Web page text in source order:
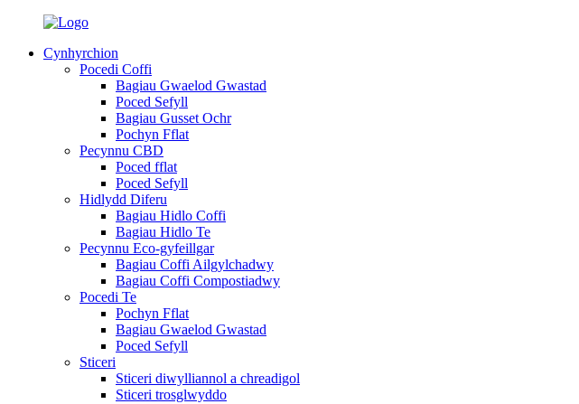
Cynhyrchion
Pocedi Coffi
Bagiau Gwaelod Gwastad
Poced Sefyll
Bagiau Gusset Ochr
Pochyn Fflat
Pecynnu CBD
Poced fflat
Poced Sefyll
Hidlydd Diferu
Bagiau Hidlo Coffi
Bagiau Hidlo Te
Pecynnu Eco-gyfeillgar
Bagiau Coffi Ailgylchadwy
Bagiau Coffi Compostiadwy
Pocedi Te
Pochyn Fflat
Bagiau Gwaelod Gwastad
Poced Sefyll
Sticeri
Sticeri diwylliannol a chreadigol
Sticeri trosglwyddo